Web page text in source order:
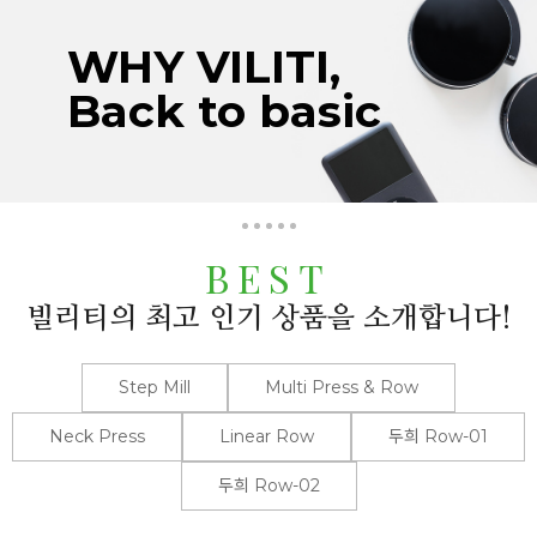
WHY VILITI,
Back to basic
BEST
빌리티의 최고 인기 상품을 소개합니다!
Step Mill Multi Press & Row
Neck Press Linear Row 두희 Row-01
두희 Row-02